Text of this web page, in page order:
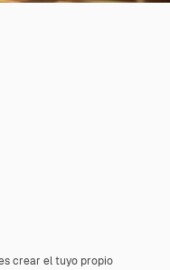
crear el tuyo propio